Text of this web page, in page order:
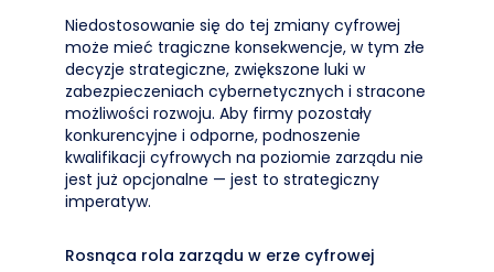
Niedostosowanie się do tej zmiany cyfrowej
może mieć tragiczne konsekwencje, w tym złe
decyzje strategiczne, zwiększone luki w
zabezpieczeniach cybernetycznych i stracone
możliwości rozwoju. Aby firmy pozostały
konkurencyjne i odporne, podnoszenie
kwalifikacji cyfrowych na poziomie zarządu nie
jest już opcjonalne — jest to strategiczny
imperatyw.
Rosnąca rola zarządu w erze cyfrowej